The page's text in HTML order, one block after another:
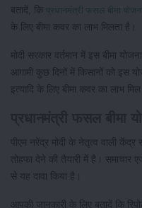
बतादें, कि
प्रधानमंत्री फसल बीमा योजना
के लिए बीमा कवर का लाभ मिलता है।
मोदी सरकार वर्तमान में इस बीमा
आगामी कुछ दिनों में किसानों को इस
इत्यादि के लिए बीमा कवर का लाभ
पीएम नरेंद्र मोदी के नेतृत्व वाली
तोहफा देने की तैयारी में है। समाचार
से यह दावा किया है।
आपकी जानकारी के लिए बतादें कि